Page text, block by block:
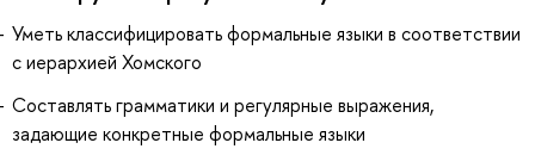
Уметь классифицировать формальные языки в соответствии
с иерархией Хомского
Составлять грамматики и регулярные выражения,
задающие конкретные формальные языки